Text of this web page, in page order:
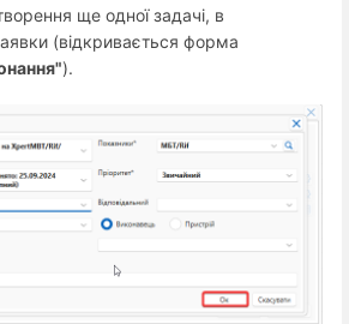
ще одної задачі, в
(відкривається форма
).